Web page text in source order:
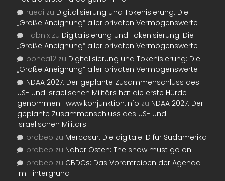
ruedi zu Digitalisierung und Tokenisierung: Die
„Große Aneignung“ aller privaten Vermögenswerte
Habnix zu Digitalisierung und Tokenisierung: Die
„Große Aneignung“ aller privaten Vermögenswerte
ponca12 zu Digitalisierung und Tokenisierung: Die
„Große Aneignung“ aller privaten Vermögenswerte
NDAA 2027: Der geplante Zusammenschluss des
US- und israelischen Militärs hat die erste Hürde
genommen | www.konjunktion.info zu NDAA 2027: Der
geplante Zusammenschluss des US- und
israelischen Militärs
probeo zu Mercosur: Die digitale ID für Südamerika
probeo zu Naher Osten: The show must go on
probeo zu CBDCs: Das Vorantreiben der Agenda
im Hintergrund